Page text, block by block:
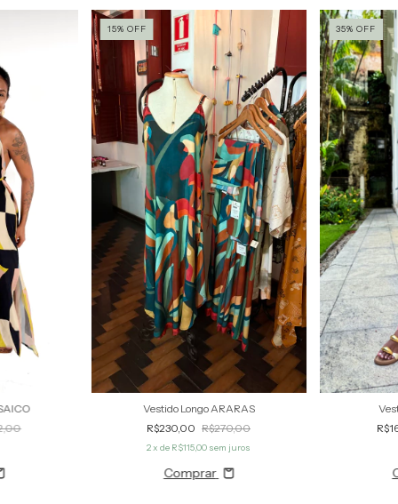
15% OFF
Vestido Longo ARARAS
R$230,00 R$270,00
2x de R$115,00 sem juros
Comprar
35%OFF